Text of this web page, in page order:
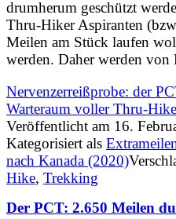
drumherum geschützt
Thru-Hiker Aspiranten
Meilen am Stück laufen
werden. Daher werden
Nervenzerreißprobe: der
Warteraum voller Thru-
Veröffentlicht am 16.
Kategorisiert als
nach Kanada (2020)
Hike, Trekking
Der PCT: 2.650 Meilen